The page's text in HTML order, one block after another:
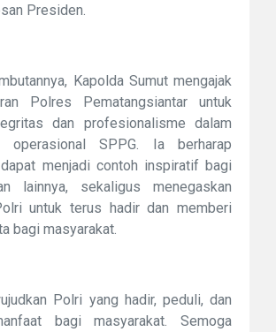
Presiden.
Kapolda Sumut mengajak
Polres Pematangsiantar untuk
dan profesionalisme dalam
operasional SPPG. Ia berharap
menjadi contoh inspiratif bagi
lainnya, sekaligus menegaskan
untuk terus hadir dan memberi
bagi masyarakat.
Polri yang hadir, peduli, dan
bagi masyarakat. Semoga